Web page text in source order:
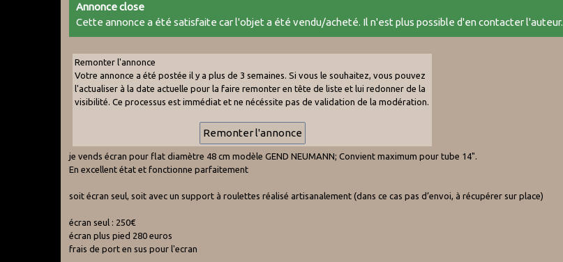
Annonce close
Cette annonce a été satisfaite car l'objet a été vendu/acheté. Il n'est plus possible d'en contacter l'auteur.
Remonter l'annonce
Votre annonce a été postée il y a plus de 3 semaines. Si vous le souhaitez, vous pouvez
l'actualiser à la date actuelle pour la faire remonter en tête de liste et lui redonner de la
visibilité. Ce processus est immédiat et ne nécéssite pas de validation de la modération.
je vends écran pour flat diamètre 48 cm modèle GEND NEUMANN; Convient maximum pour tube 14".
En excellent état et fonctionne parfaitement
soit écran seul, soit avec un support à roulettes réalisé artisanalement (dans ce cas pas d’envoi, à récupérer sur place)
écran seul : 250€
écran plus pied 280 euros
frais de port en sus pour l'ecran